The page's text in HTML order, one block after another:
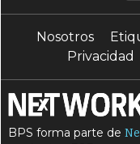
Nosotros
Privacidad
BPS forma parte de